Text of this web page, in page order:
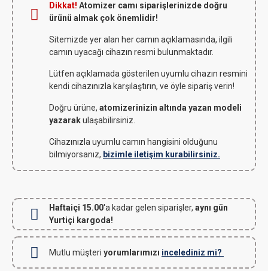
Dikkat! Atomizer camı siparişlerinizde doğru
ürünü almak çok önemlidir!
Sitemizde yer alan her camın açıklamasında, ilgili
camın uyacağı cihazın resmi bulunmaktadır.
Lütfen açıklamada gösterilen uyumlu cihazın resmini
kendi cihazınızla karşılaştırın, ve öyle sipariş verin!
Doğru ürüne, atomizerinizin altında yazan modeli
yazarakulaşabilirsiniz.
Cihazınızla uyumlu camın hangisini olduğunu
bilmiyorsanız, bizimle iletişim kurabilirsiniz.
Haftaiçi 15.00'a kadar gelen siparişler, aynı gün
Yurtiçi kargoda!
Mutlu müşteri yorumlarımızı incelediniz mi?